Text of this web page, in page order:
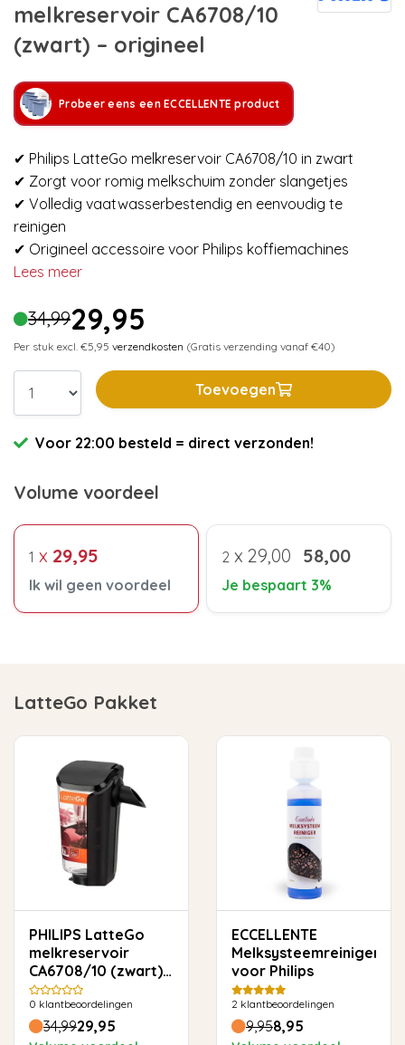
melkreservoir CA6708/10
(zwart) – origineel
Probeer eens een ECCELLENTE product
✔ Philips LatteGo melkreservoir CA6708/10 in zwart
✔ Zorgt voor romig melkschuim zonder slangetjes
✔ Volledig vaatwasserbestendig en eenvoudig te
reinigen
✔ Origineel accessoire voor Philips koffiemachines
Lees meer
34,9929,95
Per stuk excl. €5,95 verzendkosten (Gratis verzending vanaf €40)
Toevoegen
Voor 22:00 besteld = direct verzonden!
Volume voordeel
1 x 29,95
Ik wil geen voordeel
2 x 29,00 58,00
Je bespaart 3%
LatteGo Pakket
PHILIPS LatteGo
melkreservoir
CA6708/10 (zwart)
– origineel
0 klantbeoordelingen
34,9929,95
ECCELLENTE
Melksysteemreiniger
voor Philips
2 klantbeoordelingen
9,958,95